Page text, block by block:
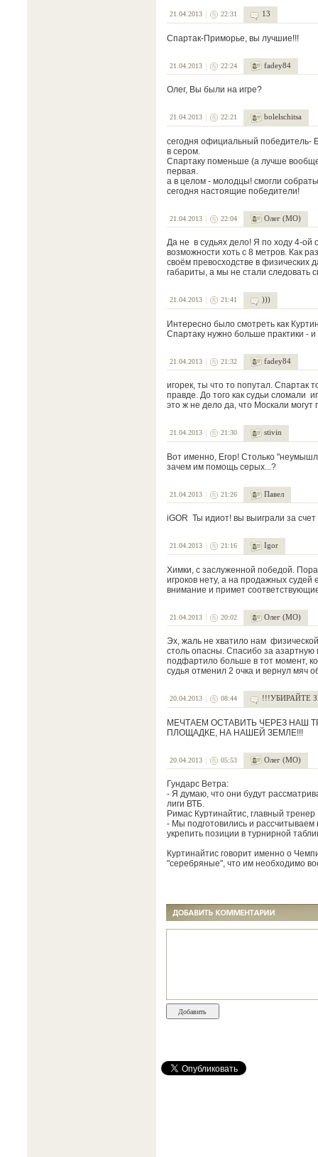
21.04.2013 22:31 13
Спартак-Приморье, вы лучшие!!!
21.04.2013 22:24 fadey84
Олег, Вы были на игре?
21.04.2013 22:21 bolelschitsa
сегодня официальный победитель-
в сером.
Спартаку поменьше (а лучше
первая.
а в целом - молодцы! смогли
сегодня настоящие победители!
21.04.2013 22:04 Олег (МО)
Да не в судьях дело! Я по ходу 4-ой
возможности хоть с 8 метров. Как
своём превосходстве в физических
габариты, а мы не стали следовать
21.04.2013 21:41 )))
Интересно было смотреть как
Спартаку нужно больше практики -
21.04.2013 21:32 fadey84
игорек, ты что то попутал. Спартак
правде. До того как судьи сломали
это ж не дело да, что Москали могут
21.04.2013 21:30 stivin
Вот именно, Егор! Столько
зачем им помощь серых...?
21.04.2013 21:26 Павел
iGOR Ты идиот! вы выиграли за
21.04.2013 21:16 Igor
Химки, с заслуженной победой.
игроков нету, а на продажных судей
внимание и примет
21.04.2013 20:02 Олег (МО)
Эх, жаль не хватило нам
столь опасны. Спасибо за
подфартило больше в тот момент,
судья отменил 2 очка и вернул
20.04.2013 08:44 !!!УБИРАЙТЕ
МЕЧТАЕМ ОСТАВИТЬ ЧЕРЕЗ НАШ
ПЛОЩАДКЕ, НА НАШЕЙ ЗЕМЛЕ!!!
20.04.2013 05:53 Олег (МО)
Гундарс Ветра:
- Я думаю, что они будут
лиги ВТБ.
Римас Куртинайтис, главный
- Мы подготовились и
укрепить позиции в турнирной
Куртинайтис говорит именно о
"серебряные", что им необходимо